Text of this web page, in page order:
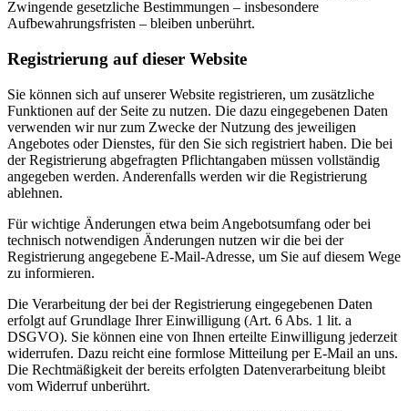
Zwingende gesetzliche Bestimmungen – insbesondere
Aufbewahrungsfristen – bleiben unberührt.
Registrierung auf dieser Website
Sie können sich auf unserer Website registrieren, um zusätzliche
Funktionen auf der Seite zu nutzen. Die dazu eingegebenen Daten
verwenden wir nur zum Zwecke der Nutzung des jeweiligen
Angebotes oder Dienstes, für den Sie sich registriert haben. Die bei
der Registrierung abgefragten Pflichtangaben müssen vollständig
angegeben werden. Anderenfalls werden wir die Registrierung
ablehnen.
Für wichtige Änderungen etwa beim Angebotsumfang oder bei
technisch notwendigen Änderungen nutzen wir die bei der
Registrierung angegebene E-Mail-Adresse, um Sie auf diesem Wege
zu informieren.
Die Verarbeitung der bei der Registrierung eingegebenen Daten
erfolgt auf Grundlage Ihrer Einwilligung (Art. 6 Abs. 1 lit. a
DSGVO). Sie können eine von Ihnen erteilte Einwilligung jederzeit
widerrufen. Dazu reicht eine formlose Mitteilung per E-Mail an uns.
Die Rechtmäßigkeit der bereits erfolgten Datenverarbeitung bleibt
vom Widerruf unberührt.